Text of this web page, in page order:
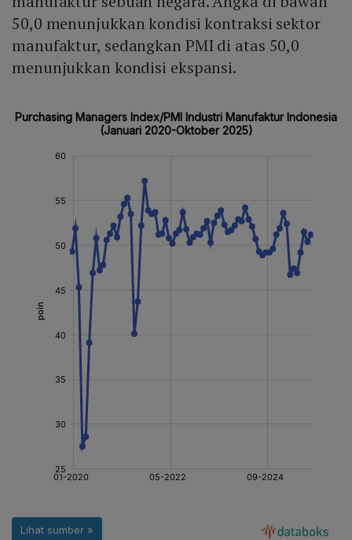
50,0 menunjukkan kondisi kontraksi sektor
manufaktur, sedangkan PMI di atas 50,0
menunjukkan kondisi ekspansi.